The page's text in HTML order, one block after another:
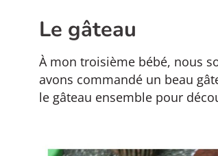
Le gâteau
À mon troisième bébé, nous
avons commandé un beau
le gâteau ensemble pour